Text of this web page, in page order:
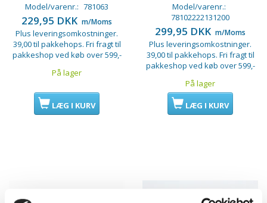
Model/varenr.: 781063
229,95 DKK m/Moms
Plus leveringsomkostninger.
39,00 til pakkehops. Fri fragt til
pakkeshop ved køb over 599,-
På lager
LÆG I KURV
Model/varenr.:
78102222131200
299,95 DKK m/Moms
Plus leveringsomkostninger.
39,00 til pakkehops. Fri fragt til
pakkeshop ved køb over 599,-
På lager
LÆG I KURV